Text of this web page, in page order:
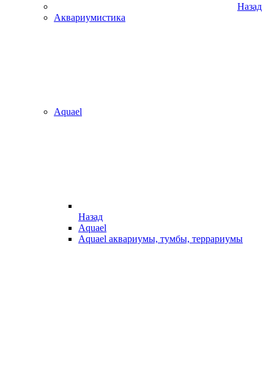
Назад
Аквариумистика
Aquael
Назад
Aquael
Aquael аквариумы, тумбы, террариумы